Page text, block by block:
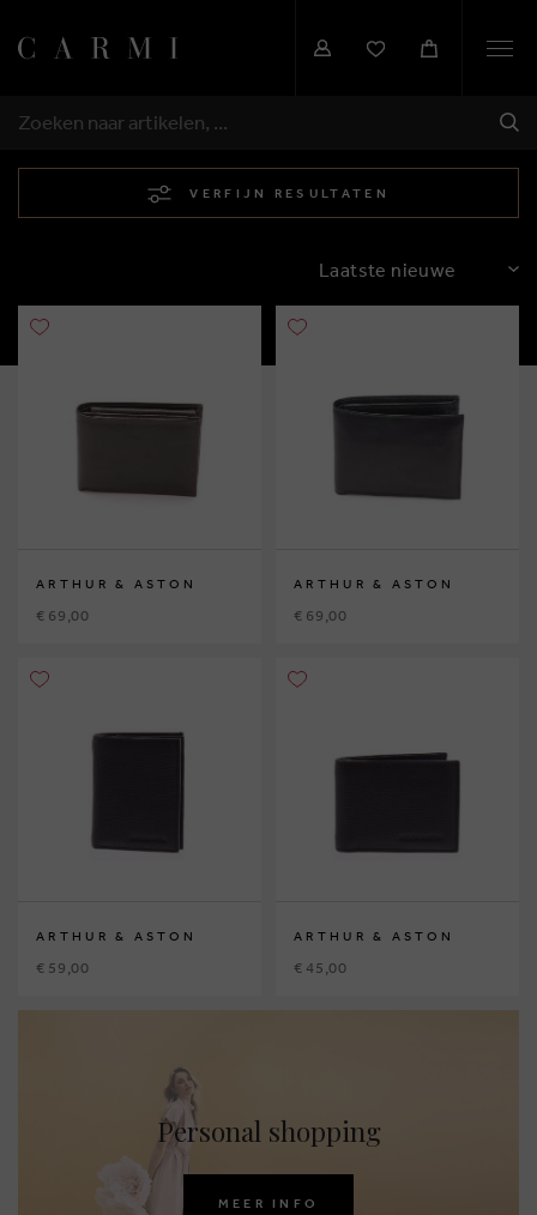
ZOEKEN
VERFIJN RESULTATEN
SORTEREN
ARTHUR & ASTON
€ 69,00
ARTHUR & ASTON
€ 69,00
ARTHUR & ASTON
€ 59,00
ARTHUR & ASTON
€ 45,00
Personal shopping
MEER INFO